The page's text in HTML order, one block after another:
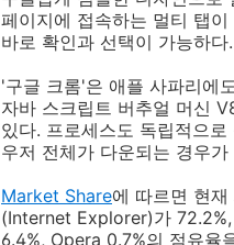
페이지에 접속하는 멀티 탭
바로 확인과 선택이 가능하다.
'구글 크롬'은 애플 사파리에
자바 스크립트 버추얼 머신
있다. 프로세스도 독립적으
우저 전체가 다운되는 경우가
Market Share에 따르면 현
(Internet Explorer)가
6.4%, Opera 0.7%의 점유율